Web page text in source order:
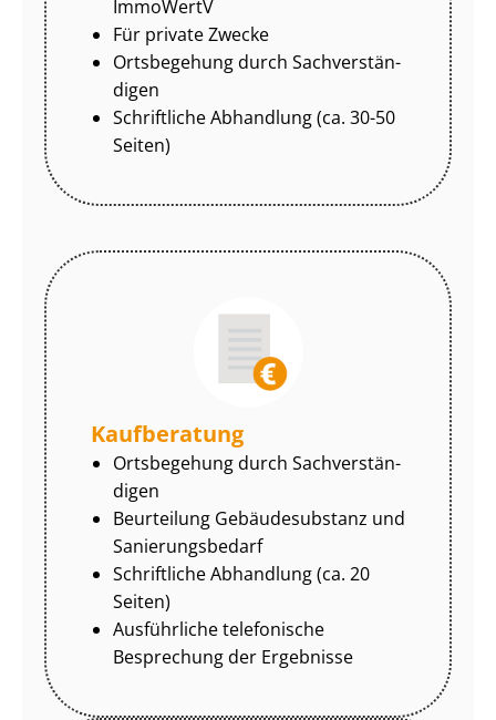
ImmoWertV
Für private Zwecke
Ortsbegehung durch Sach­ver­stän­
di­gen
Schriftliche Abhandlung (ca. 30-50
Seiten)
Kaufberatung
Ortsbegehung durch Sach­ver­stän­
di­gen
Beurteilung Gebäudesubstanz und
Sa­nie­rungs­be­darf
Schriftliche Abhandlung (ca. 20
Seiten)
Ausführliche telefonische
Besprechung der Ergebnisse